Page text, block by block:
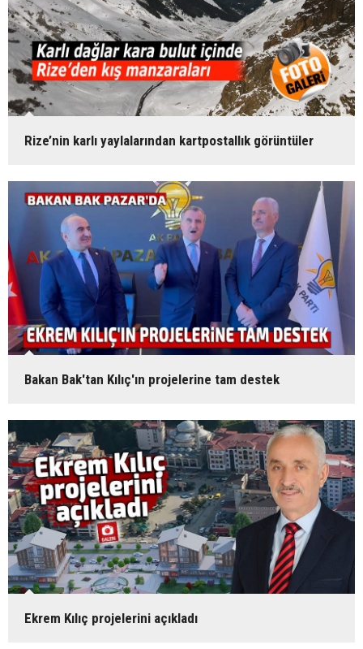
Rize’nin karlı yaylalarından kartpostallık görüntüler
Bakan Bak'tan Kılıç'ın projelerine tam destek
Ekrem Kılıç projelerini açıkladı